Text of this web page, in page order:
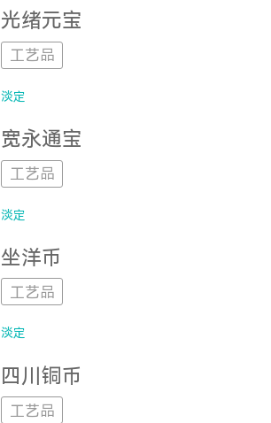
光绪元宝
工艺品
淡定
宽永通宝
工艺品
淡定
坐洋币
工艺品
淡定
四川铜币
工艺品